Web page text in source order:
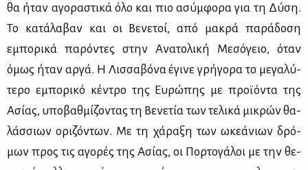
θα ήταν αγο­ρα­στι­κά όλο και πιο ασύμ­φο­ρα για τη Δύ­ση.
Το κα­τά­λα­βαν και οι Βε­νε­τοί, από μα­κρά πα­ρά­δο­ση
εμπο­ρι­κά πα­ρό­ντες στην Ανα­το­λι­κή Με­σό­γειο, όταν
όμως ήταν αρ­γά. Η Λισ­σα­βό­να έγι­νε γρή­γο­ρα το με­γα­λύ­
τε­ρο εμπο­ρι­κό κέ­ντρο της Ευ­ρώ­πης με προ­ϊ­ό­ντα της
Ασί­ας, υπο­βαθ­μί­ζο­ντας τη Βε­νε­τία των τε­λι­κά μι­κρών θα­
λάσ­σιων ορι­ζό­ντων. Με τη χά­ρα­ξη των ωκε­ά­νιων δρό­
μων προς τις αγο­ρές της Ασί­ας, οι Πορ­το­γά­λοι με την θε­